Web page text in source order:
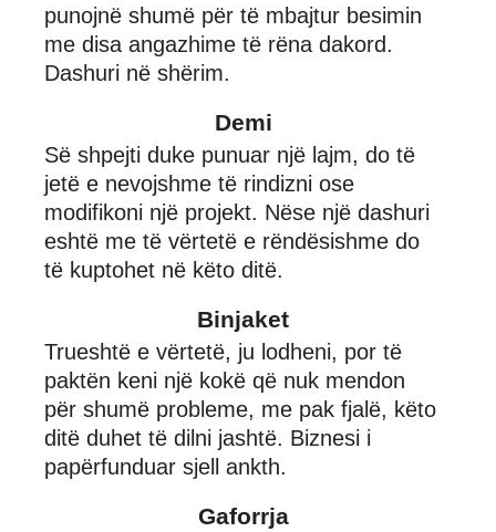
punojnë shumë për të mbajtur besimin
me disa angazhime të rëna dakord.
Dashuri në shërim.
Demi
Së shpejti duke punuar një lajm, do të
jetë e nevojshme të rindizni ose
modifikoni një projekt. Nëse një dashuri
eshtë me të vërtetë e rëndësishme do
të kuptohet në këto ditë.
Binjaket
Trueshtë e vërtetë, ju lodheni, por të
paktën keni një kokë që nuk mendon
për shumë probleme, me pak fjalë, këto
ditë duhet të dilni jashtë. Biznesi i
papërfunduar sjell ankth.
Gaforrja